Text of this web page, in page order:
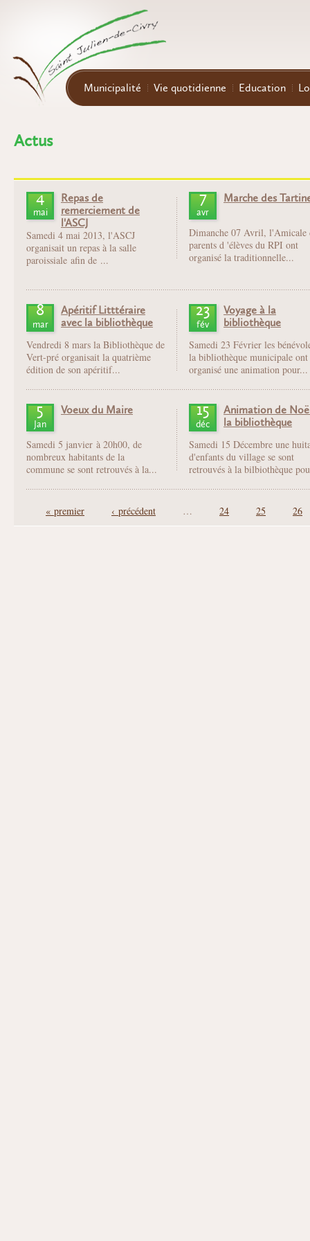
Municipalité Vie quotidienne Education
Actus
4
mai
Repas de
remerciement de
l'ASCJ
Samedi 4 mai 2013, l'ASCJ
organisait un repas à la salle
paroissiale afin de ...
7
avr
Marche des
Dimanche 07 Avril, l'Amicale
parents d 'élèves du RPI ont
organisé la traditionnelle...
8
mar
Apéritif Litttéraire
avec la bibliothèque
Vendredi 8 mars la Bibliothèque de
Vert-pré organisait la quatrième
édition de son apéritif...
23
fév
Voyage à la
bibliothèque
Samedi 23 Février les
la bibliothèque municipale ont
organisé une animation pour...
5
Jan
Voeux du Maire
Samedi 5 janvier à 20h00, de
nombreux habitants de la
commune se sont retrouvés à la...
15
déc
Animation de
la bibliothèque
Samedi 15 Décembre une
d'enfants du village se sont
retrouvés à la bilbiothèque
Pages« premier ‹ précédent … 24 25 26